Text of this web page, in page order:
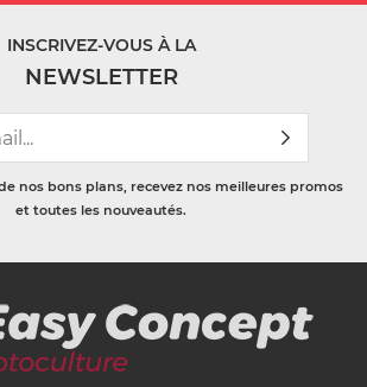
INSCRIVEZ-VOUS À LA
NEWSLETTER
nos bons plans, recevez nos meilleures promos
et toutes les nouveautés.